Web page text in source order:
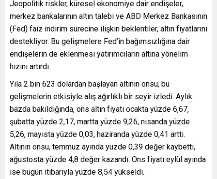
Jeopolitik riskler, küresel ekonomiye dair endişeler,
merkez bankalarının altın talebi ve ABD Merkez Bankasının
(Fed) faiz indirim sürecine ilişkin beklentiler, altın fiyatlarını
destekliyor. Bu gelişmelere Fed’in bağımsızlığına dair
endişelerin de eklenmesi yatırımcıların altına yönelim
hızını artırdı.
Yıla 2 bin 623 dolardan başlayan altının onsu, bu
gelişmelerin etkisiyle alış ağırlıklı bir seyir izledi. Aylık
bazda bakıldığında, ons altın fiyatı ocakta yüzde 6,67,
şubatta yüzde 2,17, martta yüzde 9,26, nisanda yüzde
5,26, mayısta yüzde 0,03, haziranda yüzde 0,41 arttı.
Altının onsu, temmuz ayında yüzde 0,39 değer kaybetti,
ağustosta yüzde 4,8 değer kazandı. Ons fiyatı eylül ayında
ise bugün itibarıyla yüzde 8,54 yükseldi.